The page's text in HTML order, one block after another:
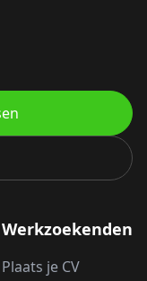
Werkzoekenden
Plaats je CV